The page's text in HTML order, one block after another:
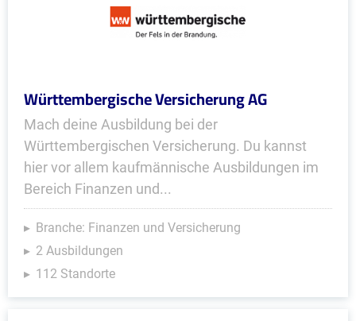
Württembergische Versicherung AG
Mach deine Ausbildung bei der
Württembergischen Versicherung. Du kannst
hier vor allem kaufmännische Ausbildungen im
Bereich Finanzen und...
Branche: Finanzen und Versicherung
2 Ausbildungen
112 Standorte